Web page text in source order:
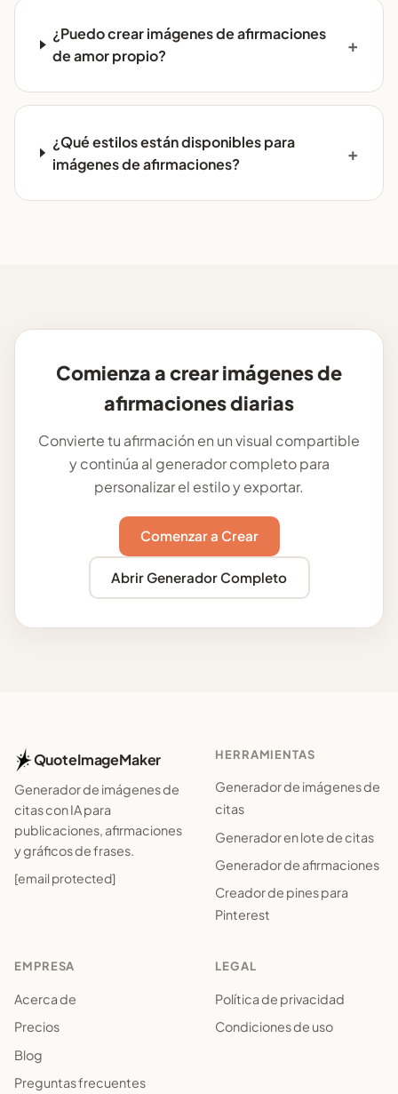
¿Puedo crear imágenes de afirmaciones
de amor propio?
¿Qué estilos están disponibles para
imágenes de afirmaciones?
Comienza a crear imágenes de
afirmaciones diarias
Convierte tu afirmación en un visual compartible
y continúa al generador completo para
personalizar el estilo y exportar.
Comenzar a Crear
Abrir Generador Completo
QuoteImageMaker
Generador de imágenes de
citas con IA para
publicaciones, afirmaciones
y gráficos de frases.
[email protected]
HERRAMIENTAS
Generador de imágenes de
citas
Generador en lote de citas
Generador de afirmaciones
Creador de pines para
Pinterest
EMPRESA
Acerca de
Precios
Blog
Preguntas frecuentes
LEGAL
Política de privacidad
Condiciones de uso